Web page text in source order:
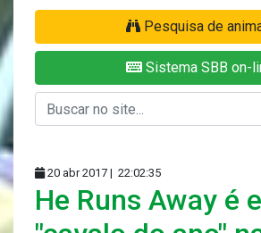
Pesquisa de
Sistema SBB on-
20 abr 2017 | 22:02:35
He Runs Away é